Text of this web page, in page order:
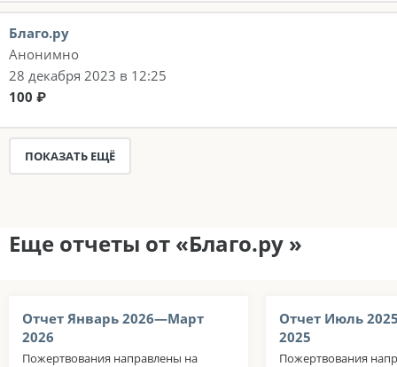
Благо.ру
Анонимно
28 декабря 2023 в 12:25
100 ₽
ПОКАЗАТЬ ЕЩЁ
Еще отчеты от «Благо.ру »
Отчет Январь 2026—Март
2026
Пожертвования направлены на
Отчет Июль
2025
Пожертвования